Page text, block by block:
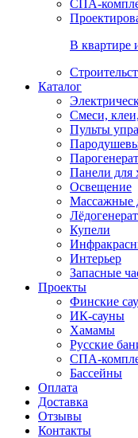
СПА-
В квартире
Каталог
Смеси,
Пульты
Панели для
Освещение
Массажные
Купели
Интерьер
Запасные
Проекты
Финские
ИК-сауны
Хамамы
Русские
СПА-
Бассейны
Оплата
Доставка
Отзывы
Контакты